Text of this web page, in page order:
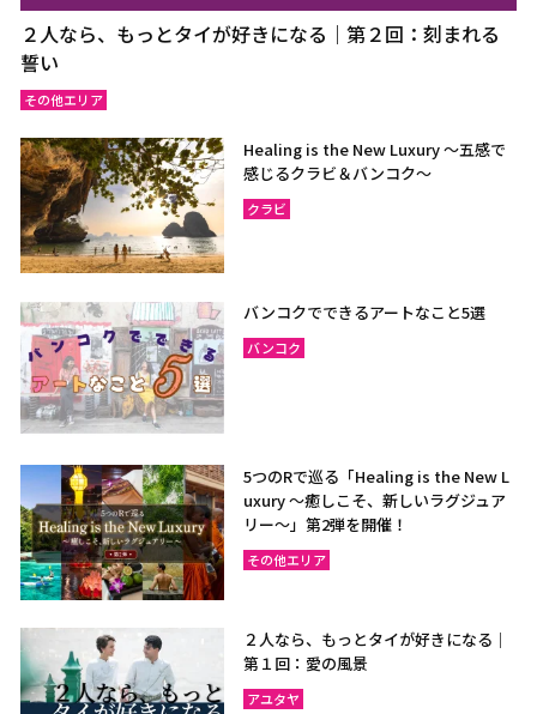
２人なら、もっとタイが好きになる｜第２回：刻まれる
誓い
その他エリア
Healing is the New Luxury ～五感で
感じるクラビ＆バンコク～
クラビ
バンコクでできるアートなこと5選
バンコク
5つのRで巡る「Healing is the New L
uxury ～癒しこそ、新しいラグジュア
リー〜」第2弾を開催！
その他エリア
２人なら、もっとタイが好きになる｜
第１回：愛の風景
アユタヤ